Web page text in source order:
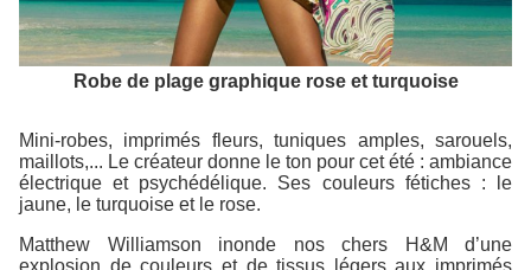
Robe de plage graphique rose et turquoise
Mini-robes, imprimés fleurs, tuniques amples, sarouels,
maillots,... Le créateur donne le ton pour cet été : ambiance
électrique et psychédélique. Ses couleurs fétiches : le
jaune, le turquoise et le rose.
Matthew Williamson inonde nos chers H&M d’une